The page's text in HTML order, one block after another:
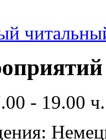
- 19.00 ч.